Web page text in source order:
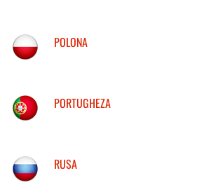
POLONA
PORTUGHEZA
RUSA